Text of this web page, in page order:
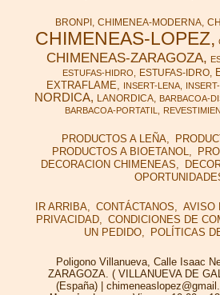
BRONPI CHIMENEA-MODERNA
CHIMENEAS-LOPEZ
CHIMENEAS-ZARAGOZA
ESTUFAS-HIDRO
ESTUFAS-IDRO
EXTRAFLAME
INSERT-LENA
NORDICA
LANORDICA BARBACOA-
BARBACOA-PORTATIL
PRODUCTOS A LEÑA
PRODUCTOS A BIOETANOL
DECORACION CHIMENEAS
IR ARRIBA CONTÁCTANOS AVISO
PRIVACIDAD
CONDICIONES DE
UN PEDIDO
POLÍTICAS
Poligono Villanueva, Calle Isaac
ZARAGOZA. ( VILLANUEVA DE
(España) |